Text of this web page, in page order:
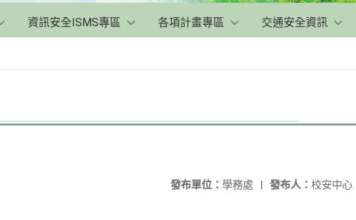
資訊安全ISMS專區 各項計畫專區 交通安全資訊
發布人： 校安中心
發布單位： 學務處 |